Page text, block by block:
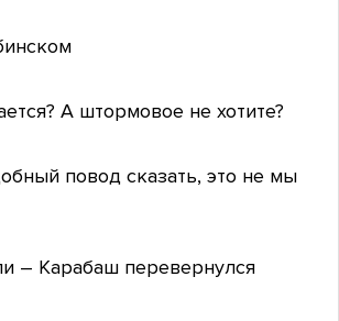
А штормовое не хотите?
повод сказать, это не мы
– Карабаш перевернулся